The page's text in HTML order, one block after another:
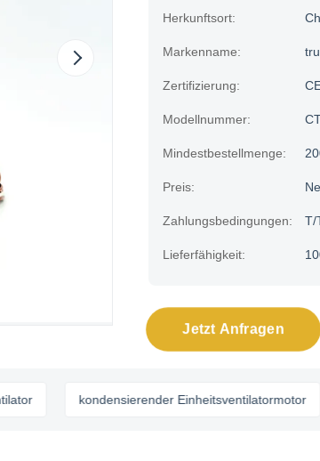
Herkunftsort:
Markenname:
Zertifizierung:
Modellnummer:
Mindestbestellmenge:
Preis:
Zahlungsbedingungen: T/
Lieferfähigkeit:
Jetzt Anfragen
kondensierender Einheitsventilatormotor